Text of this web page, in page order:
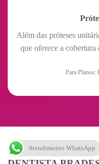
Além das próteses
que oferece a cobertura
Para Planos:
Atendimento WhatsApp